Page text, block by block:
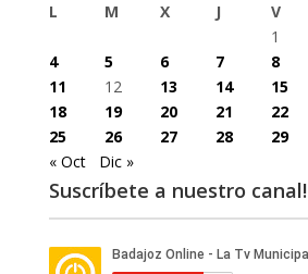
L
M X J V
1
4
5 6 7 8
11
12 13 14 15
18
19 20 21 22
25
26 27 28 29
« Oct
Dic »
Suscríbete a nuestro canal!